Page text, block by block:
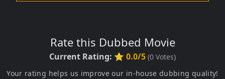
Rate this Dubbed Movie
Current Rating: ⭐ 0.0/5 (0 Votes)
Your rating helps us improve our in-house dubbing quality!